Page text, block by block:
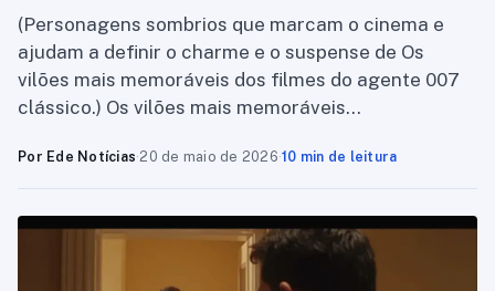
(Personagens sombrios que marcam o cinema e
ajudam a definir o charme e o suspense de Os
vilões mais memoráveis dos filmes do agente 007
clássico.) Os vilões mais memoráveis…
Por Ede Notícias·20 de maio de 2026·10 min de leitura